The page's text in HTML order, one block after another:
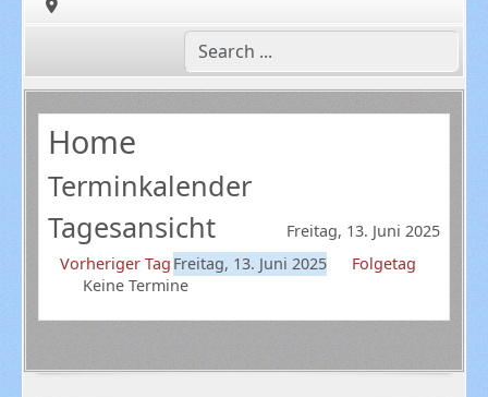
Home
Terminkalender
Tagesansicht
Freitag, 13. Juni 2025
Vorheriger Tag Freitag, 13. Juni 2025
Folgetag
Keine Termine